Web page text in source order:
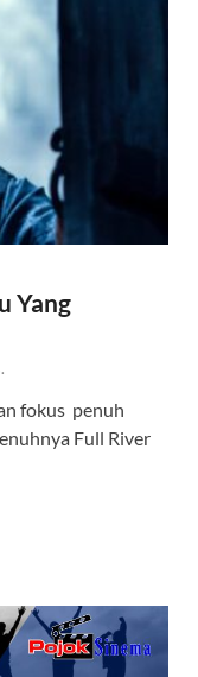
Yang
fokus penuh
Full River